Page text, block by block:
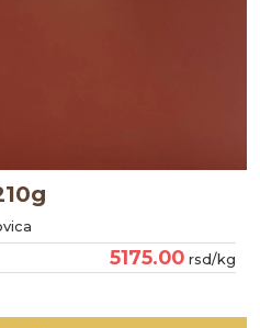
5175.00 rsd/kg